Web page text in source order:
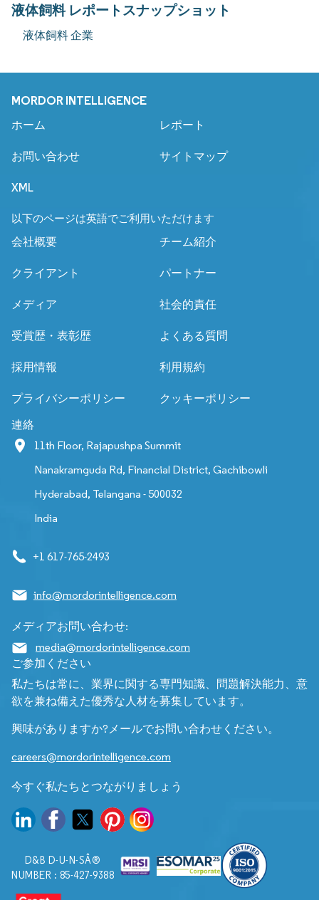
液体飼料 レポートスナップショット
液体飼料 企業
MORDOR INTELLIGENCE
ホーム レポート
お問い合わせ サイトマップ
XML
以下のページは英語でご利用いただけます
会社概要
チーム紹介
クライアント パートナー
メディア 社会的責任
受賞歴・表彰歴 よくある質問
採用情報 利用規約
プライバシーポリシー クッキーポリシー
連絡
11th Floor, Rajapushpa Summit
Nanakramguda Rd, Financial District, Gachibowli
Hyderabad, Telangana - 500032
India
+1 617-765-2493
info@mordorintelligence.com
メディアお問い合わせ:
media@mordorintelligence.com
ご参加ください
私たちは常に、業界に関する専門知識、問題解決能力、意
欲を兼ね備えた優秀な人材を募集しています。
興味がありますか?メールでお問い合わせください。
careers@mordorintelligence.com
今すぐ私たちとつながりましょう
D&B D-U-N-SÂ®
NUMBER : 85-427-9388